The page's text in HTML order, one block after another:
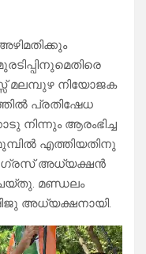
നിയോജക
പ്രതിഷേധ
നിന്നും ആരംഭിച്ച
എത്തിയതിനു
അധ്യക്ഷൻ
മണ്ഡലം
അധ്യക്ഷനായി.